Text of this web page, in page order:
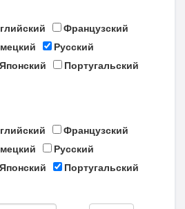
Французский
Русский
Японский
Португальский
Французский
Русский
Японский
Португальский